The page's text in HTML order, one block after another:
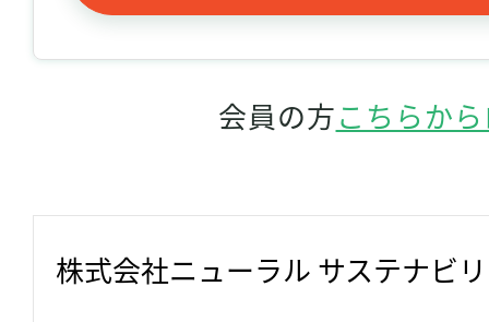
会員の方こちらか
株式会社ニューラル サステナビ